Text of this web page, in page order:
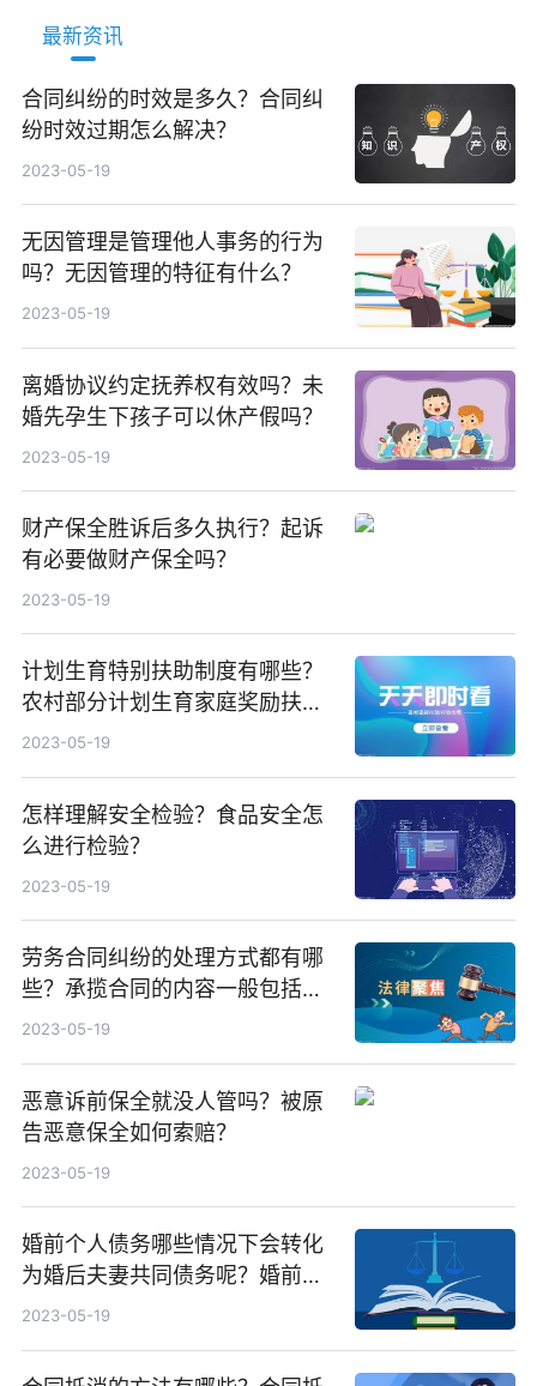
最新资讯
合同纠纷的时效是多久？合同纠
纷时效过期怎么解决？
2023-05-19
无因管理是管理他人事务的行为
吗？无因管理的特征有什么？
2023-05-19
离婚协议约定抚养权有效吗？未
婚先孕生下孩子可以休产假吗？
2023-05-19
财产保全胜诉后多久执行？起诉
有必要做财产保全吗？
2023-05-19
计划生育特别扶助制度有哪些？
农村部分计划生育家庭奖励扶助
制度有哪些？
2023-05-19
怎样理解安全检验？食品安全怎
么进行检验？
2023-05-19
劳务合同纠纷的处理方式都有哪
些？承揽合同的内容一般包括什
么？
2023-05-19
恶意诉前保全就没人管吗？被原
告恶意保全如何索赔？
2023-05-19
婚前个人债务哪些情况下会转化
为婚后夫妻共同债务呢？婚前个
人债务能转化成夫妻共同债务
2023-05-19